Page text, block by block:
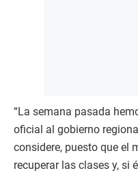
“La semana pasada
oficial al gobierno
considere, puesto que el
recuperar las clases y, si